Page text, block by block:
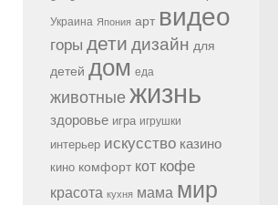
Украина Япония арт видео
горы дети дизайн для
детей дом еда
животные жизнь
здоровье игра игрушки
интерьер искусство казино
кино комфорт кот кофе
красота кухня мама мир